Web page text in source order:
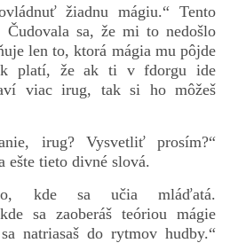
žiadnu mágiu.“ Tento
sa, že mi to nedošlo
len to, ktorá mágia mu pôjde
platí, že ak ti v fdorgu ide
viac irug, tak si ho môžeš
irug? Vysvetliť prosím?“
ešte tieto divné slová.
kde sa učia mláďatá.
sa zaoberáš teóriou mágie
natriasaš do rytmov hudby.“